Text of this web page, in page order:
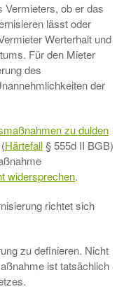
Vermieters, ob er das
lässt oder
Werterhalt und
Für den Mieter
des
der
zu dulden
Härtefall§ 555d II BGB)
widersprechen.
richtet sich
zu definieren. Nicht
ist tatsächlich